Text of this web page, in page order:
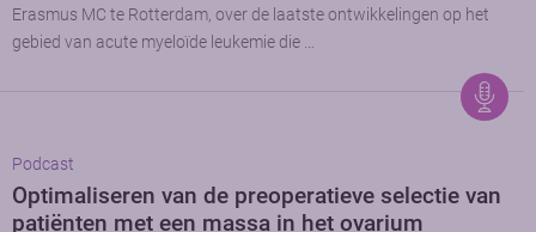
Erasmus MC te Rotterdam, over de laatste ontwikkelingen op het
gebied van acute myeloïde leukemie die …
Podcast
Optimaliseren van de preoperatieve selectie van
patiënten met een massa in het ovarium